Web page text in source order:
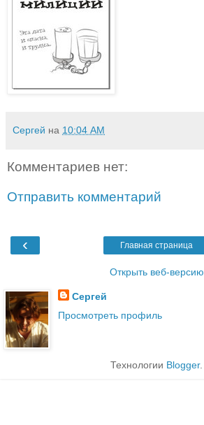
Сергей на 10:04 AM
Комментариев нет:
Отправить комментарий
‹ Главная страница
Открыть веб-версию
Сергей
Просмотреть профиль
Технологии Blogger.